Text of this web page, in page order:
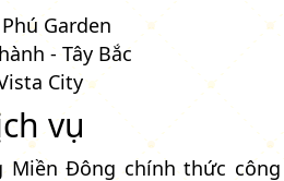
Garden
- Tây Bắc
City
vụ
Miền Đông chính thức công